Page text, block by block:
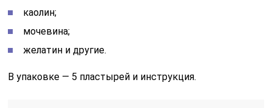
каолин;
мочевина;
желатин и другие.
В упаковке — 5 пластырей и инструкция.